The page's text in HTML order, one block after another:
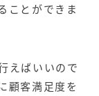
ことができま
えばいいので
顧客満足度を